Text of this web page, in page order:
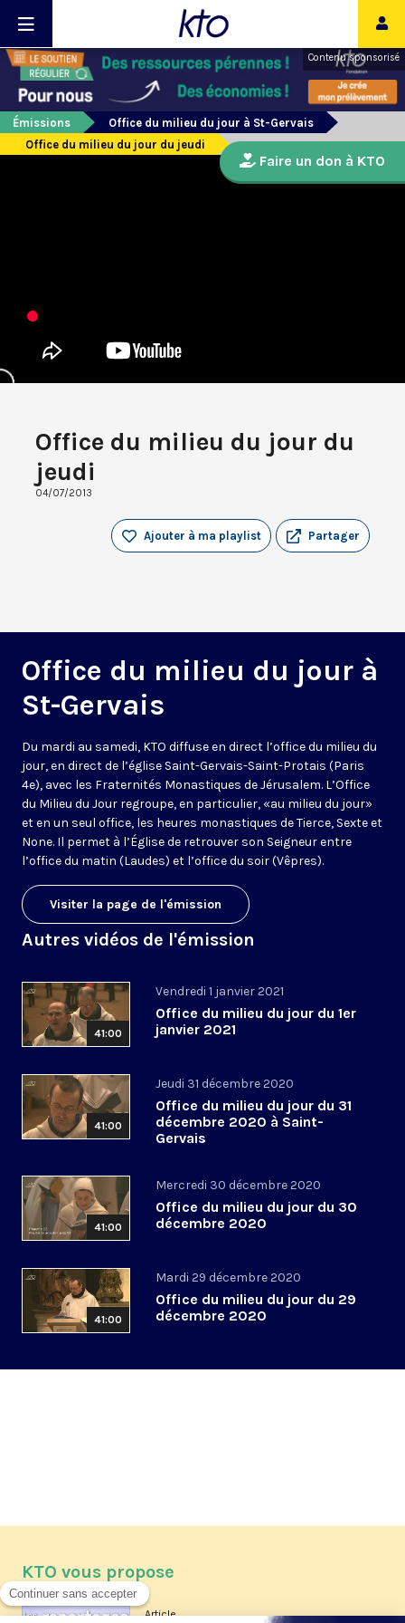
Contenu sponsorisé
Émissions
Office du milieu du jour à St-Gervais
Office du milieu du jour du jeudi
Office du milieu du jour du
jeudi
04/07/2013
Partager
Ajouter à ma playlist
Office du milieu du jour à
St-Gervais
Du mardi au samedi, KTO diffuse en direct l’office du milieu du
jour, en direct de l’église Saint-Gervais-Saint-Protais (Paris
4e), avec les Fraternités Monastiques de Jérusalem. L’Office
du Milieu du Jour regroupe, en particulier, «au milieu du jour»
et en un seul office, les heures monastiques de Tierce, Sexte et
None. Il permet à l’Église de retrouver son Seigneur entre
l’office du matin (Laudes) et l’office du soir (Vêpres).
Visiter la page de l'émission
Autres vidéos de l'émission
41:00
Vendredi 1 janvier 2021
Office du milieu du jour du 1er
janvier 2021
41:00
Jeudi 31 décembre 2020
Office du milieu du jour du 31
décembre 2020 à Saint-
Gervais
41:00
Mercredi 30 décembre 2020
Office du milieu du jour du 30
décembre 2020
41:00
Mardi 29 décembre 2020
Office du milieu du jour du 29
décembre 2020
Faire un don à KTO
KTO vous propose
Article